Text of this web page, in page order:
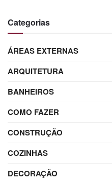
Categorias
ÁREAS EXTERNAS
ARQUITETURA
BANHEIROS
COMO FAZER
CONSTRUÇÃO
COZINHAS
DECORAÇÃO